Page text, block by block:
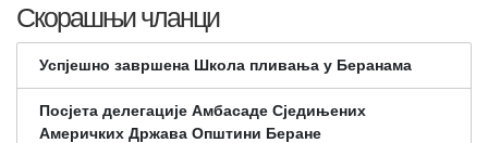
Скорашњи чланци
Успјешно завршена Школа пливања у Беранама
Посјета делегације Амбасаде Сједињених
Америчких Држава Општини Беране